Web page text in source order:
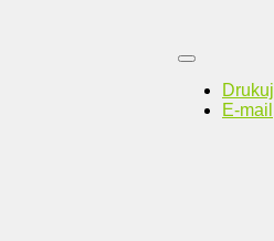
Drukuj
E-mail